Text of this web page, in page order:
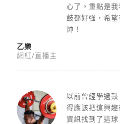
心了。重點是
鼓都好強，希
帥！
乙樂
網紅/直播主
以前曾經學過
得應該把這興
資訊找到了這